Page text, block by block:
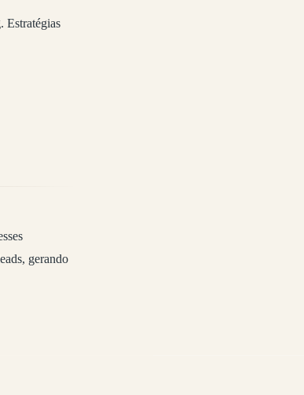
Estratégias
gerando